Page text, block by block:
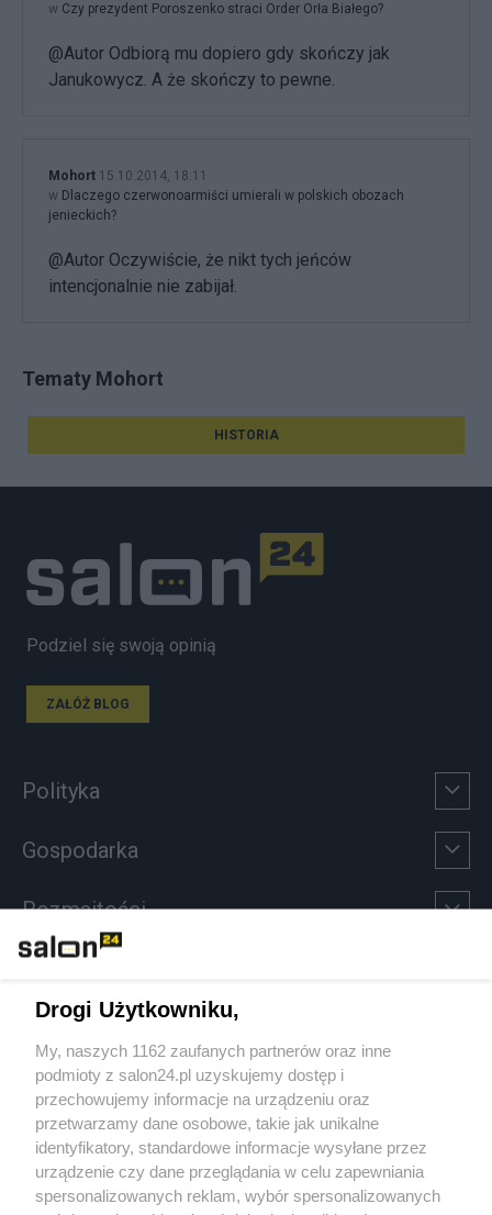
w Czy prezydent Poroszenko straci Order Orła Białego?
@Autor Odbiorą mu dopiero gdy skończy jak
Janukowycz. A że skończy to pewne.
Mohort 15.10.2014, 18:11
w Dlaczego czerwonoarmiści umierali w polskich obozach
jenieckich?
@Autor Oczywiście, że nikt tych jeńców
intencjonalnie nie zabijał.
Tematy Mohort
HISTORIA
Podziel się swoją opinią
ZAŁÓŻ BLOG
Polityka
Gospodarka
Rozmaitości
Sport
Społeczeństwo
Kultura
Drogi Użytkowniku,
My, naszych 1162 zaufanych partnerów oraz inne
podmioty z salon24.pl uzyskujemy dostęp i
przechowujemy informacje na urządzeniu oraz
przetwarzamy dane osobowe, takie jak unikalne
identyfikatory, standardowe informacje wysyłane przez
urządzenie czy dane przeglądania w celu zapewniania
spersonalizowanych reklam, wybór spersonalizowanych